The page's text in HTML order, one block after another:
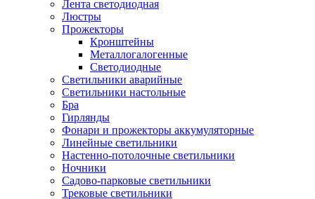
Лента светодиодная
Люстры
Прожекторы
Кронштейны
Металлогалогенные
Светодиодные
Светильники аварийные
Светильники настольные
Бра
Гирлянды
Фонари и прожекторы аккумуляторные
Линейные светильники
Настенно-потолочные светильники
Ночники
Садово-парковые светильники
Трековые светильники